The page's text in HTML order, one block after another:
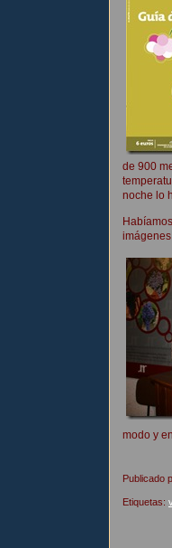
de 900
noche lo
modo y
Publicado
Etiquetas: